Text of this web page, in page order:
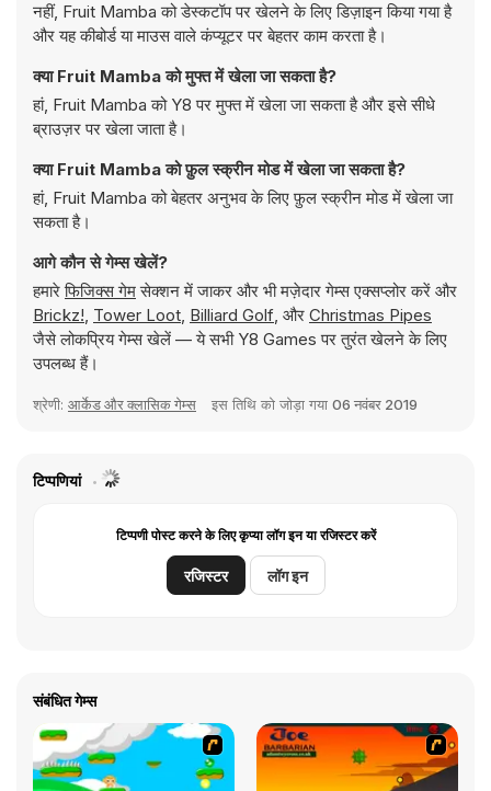
नहीं, Fruit Mamba को डेस्कटॉप पर खेलने के लिए डिज़ाइन किया गया है
और यह कीबोर्ड या माउस वाले कंप्यूटर पर बेहतर काम करता है।
क्या Fruit Mamba को मुफ्त में खेला जा सकता है?
हां, Fruit Mamba को Y8 पर मुफ्त में खेला जा सकता है और इसे सीधे
ब्राउज़र पर खेला जाता है।
क्या Fruit Mamba को फ़ुल स्क्रीन मोड में खेला जा सकता है?
हां, Fruit Mamba को बेहतर अनुभव के लिए फ़ुल स्क्रीन मोड में खेला जा
सकता है।
आगे कौन से गेम्स खेलें?
हमारेफिजिक्स गेमसेक्शन में जाकर और भी मज़ेदार गेम्स एक्सप्लोर करें और
Brickz!, Tower Loot, Billiard Golf, और Christmas Pipes
जैसे लोकप्रिय गेम्स खेलें — ये सभी Y8 Games पर तुरंत खेलने के लिए
उपलब्ध हैं।
श्रेणी: आर्केड और क्लासिक गेम्स इस तिथि को जोड़ा गया 06 नवंबर 2019
टिप्पणियां
टिप्पणी पोस्ट करने के लिए कृप्या लॉग इन या रजिस्टर करें
रजिस्टर लॉग इन
संबंधित गेम्स